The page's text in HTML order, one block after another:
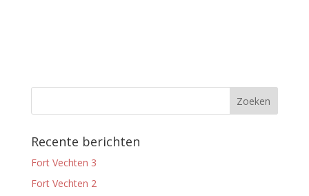
Recente berichten
Fort Vechten 3
Fort Vechten 2